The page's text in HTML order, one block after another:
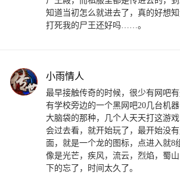
知道当初怎么就进去了，真的好想
打死我的尸王还好吗……。
小雨情人
最早接触传奇的时候，很少有网吧
有学校旁边的一个黑网吧20几台机
大脑袋的那种，几个人天天打这游
会过去看，就开始玩了，最开始没
面，就是一个龙的图标，点进入就8
像是光芒，疾风，流云，烈焰，蜀
下的忘了，时间太久了。